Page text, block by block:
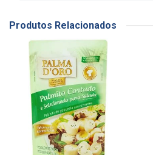
Produtos Relacionados